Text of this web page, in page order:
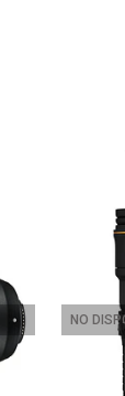
para
y preciso,